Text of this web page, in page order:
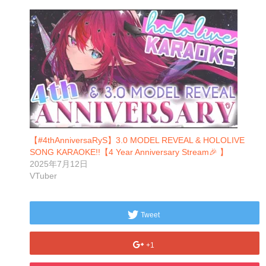
【#4thAnniversaRyS】3.0 MODEL REVEAL & HOLOLIVE
SONG KARAOKE!!【4 Year Anniversary Stream🎉 】
2025年7月12日
VTuber
Tweet
+1